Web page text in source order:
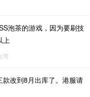
泡茶的游戏，因为要刷技
上
湾
改到8月出库了。港服请